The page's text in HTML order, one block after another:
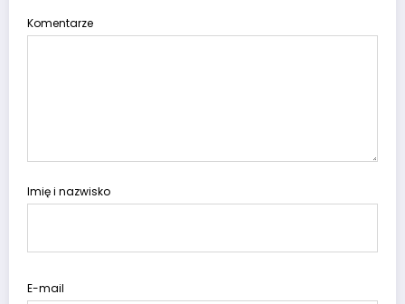
Komentarze
Imię i nazwisko
E-mail